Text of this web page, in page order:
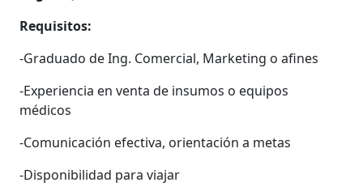
Requisitos:
-Graduado de Ing. Comercial, Marketing o afines
-Experiencia en venta de insumos o equipos
médicos
-Comunicación efectiva, orientación a metas
-Disponibilidad para viajar